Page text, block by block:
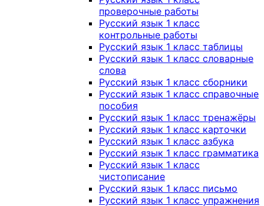
проверочные работы
Русский язык 1 класс
контрольные работы
Русский язык 1 класс таблицы
Русский язык 1 класс словарные
слова
Русский язык 1 класс сборники
Русский язык 1 класс справочные
пособия
Русский язык 1 класс тренажёры
Русский язык 1 класс карточки
Русский язык 1 класс азбука
Русский язык 1 класс грамматика
Русский язык 1 класс
чистописание
Русский язык 1 класс письмо
Русский язык 1 класс упражнения